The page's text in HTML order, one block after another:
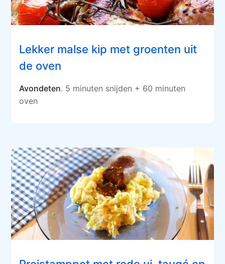
Lekker malse kip met groenten uit
de oven
Avondeten. 5 minuten snijden + 60 minuten
oven